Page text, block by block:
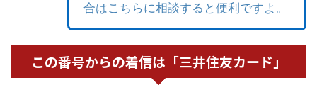
合はこちらに相談すると便利ですよ。
この番号からの着信は「三井住友カード」